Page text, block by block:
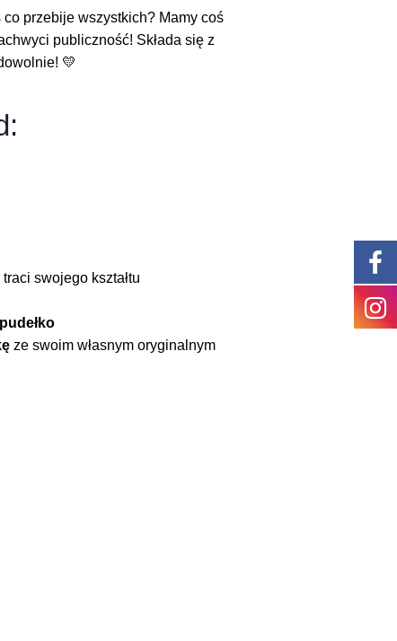
co przebije wszystkich? Mamy coś
publiczność! Składa się z
💛
swojego kształtu
ze swoim własnym oryginalnym